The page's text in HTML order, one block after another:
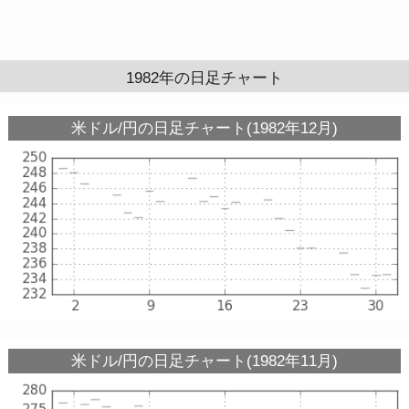
1982年の日足チャート
米ドル/円の日足チャート(1982年12月)
米ドル/円の日足チャート(1982年11月)